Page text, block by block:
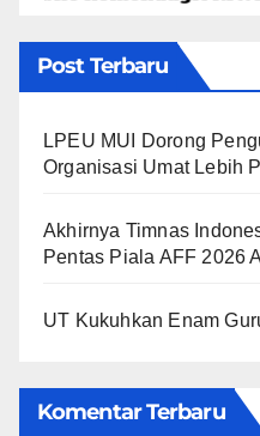
Post Terbaru
LPEU MUI Dorong
Organisasi Umat Lebih
Akhirnya Timnas
Pentas Piala AFF 2026
UT Kukuhkan Enam
Komentar Terbaru